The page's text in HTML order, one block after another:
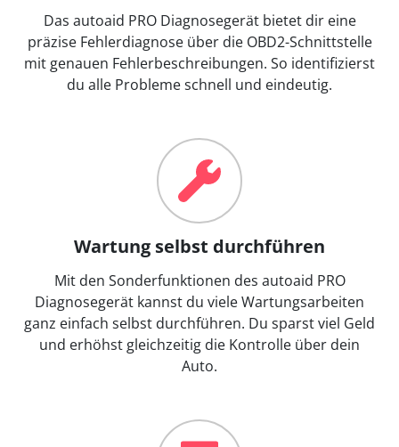
Das autoaid PRO Diagnosegerät bietet dir eine
präzise Fehlerdiagnose über die OBD2-Schnittstelle
mit genauen Fehlerbeschreibungen. So identifizierst
du alle Probleme schnell und eindeutig.
Wartung selbst durchführen
Mit den Sonderfunktionen des autoaid PRO
Diagnosegerät kannst du viele Wartungsarbeiten
ganz einfach selbst durchführen. Du sparst viel Geld
und erhöhst gleichzeitig die Kontrolle über dein
Auto.